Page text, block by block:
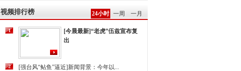
视频排行榜 24小时 一周 一月
1
[今晨最新]“老虎”伍兹宣布复
出
2 [强台风“鲇鱼”逼近]新闻背景：今年以...